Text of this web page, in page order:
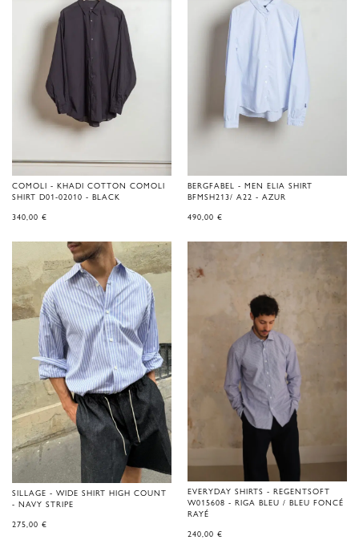
COMOLI - KHADI COTTON COMOLI
SHIRT D01-02010 - BLACK
340,00 €
BERGFABEL - MEN ELIA SHIRT
BFMSH213/ A22 - AZUR
490,00 €
SILLAGE - WIDE SHIRT HIGH COUNT
- NAVY STRIPE
275,00 €
EVERYDAY SHIRTS - REGENTSOFT
W015608 - RIGA BLEU / BLEU FONCÉ
RAYÉ
240,00 €